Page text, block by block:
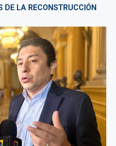
DE LA RECONSTRUCCIÓN